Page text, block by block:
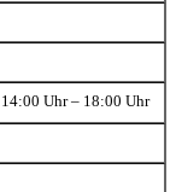
14:00 Uhr – 18:00 Uhr